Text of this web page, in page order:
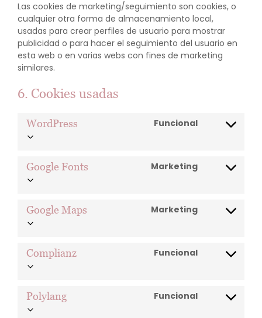
Las cookies de marketing/seguimiento son cookies, o
cualquier otra forma de almacenamiento local,
usadas para crear perfiles de usuario para mostrar
publicidad o para hacer el seguimiento del usuario en
esta web o en varias webs con fines de marketing
similares.
6. Cookies usadas
WordPress Funcional
Consent
wordpress
Google Fonts Marketing
Consent
google-
Google Maps Marketing
Consent
google-
Complianz Funcional
Consent
complianz
Polylang Funcional
Consent